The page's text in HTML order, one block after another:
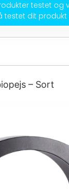
testet og
testet dit produkt
– Sort